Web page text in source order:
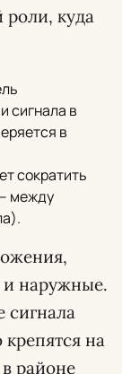
роли, куда
сигнала в
в
сократить
между
и наружные.
сигнала
на
районе